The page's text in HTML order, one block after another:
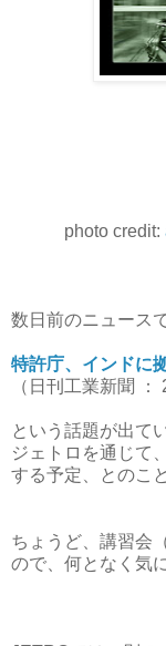
photo credit:
数日前のニュースで
特許庁、インドに
（日刊工業新聞
という話題が出て
ジェトロを通じて
する予定、とのこと
ちょうど、講習会
ので、何となく気